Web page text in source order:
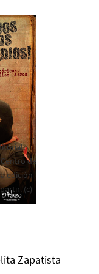
de
edición
(c)
Zapatista